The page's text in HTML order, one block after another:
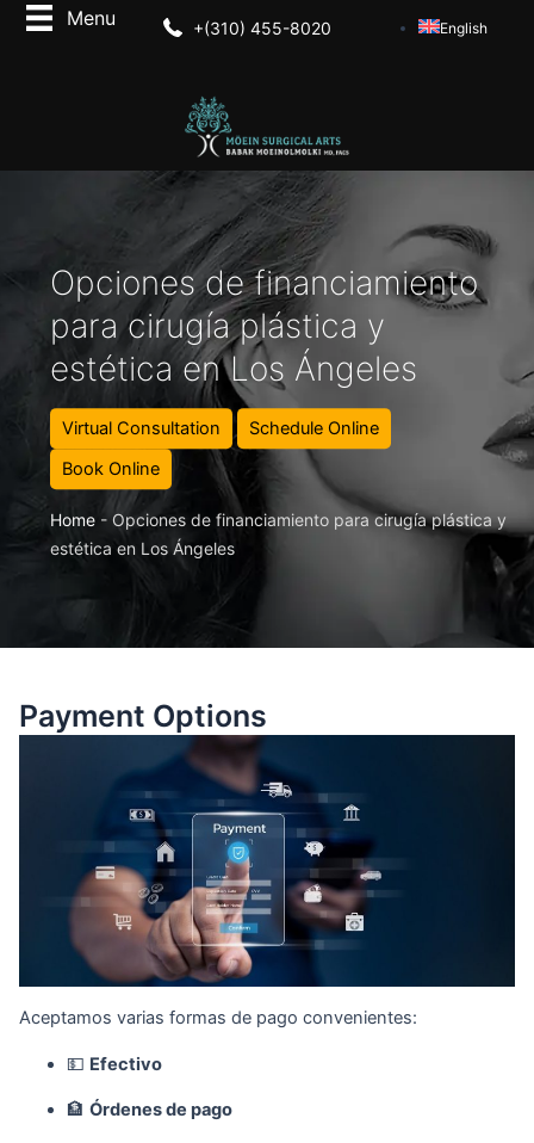
English
+(310) 455-8020
Opciones de financiamiento
para cirugía plástica y
estética en Los Ángeles
Virtual Consultation
Schedule Online
Book Online
Home -Opciones de financiamiento para cirugía plástica y
estética en Los Ángeles
Payment Options
Aceptamos varias formas de pago convenientes:
💵 Efectivo
🏦 Órdenes de pago